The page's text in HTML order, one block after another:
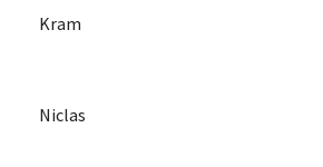
Kram
Niclas